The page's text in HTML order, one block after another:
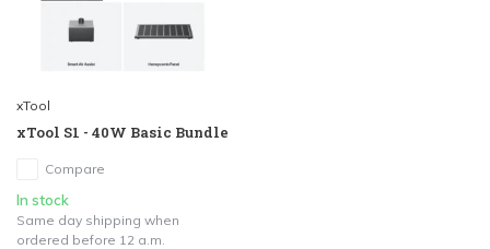
xTool
xTool S1 - 40W Basic Bundle
Compare
In stock
Same day shipping when
ordered before 12 a.m.